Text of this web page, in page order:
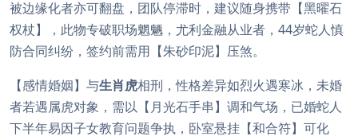
被边缘化者亦可翻盘，团队停滞时，建议随身携带【黑曜石
权杖】，此物专破职场魍魉，尤利金融从业者，44岁蛇人慎
防合同纠纷，签约前需用【朱砂印泥】压煞。
【感情婚姻】与生肖虎相刑，性格差异如烈火遇寒冰，未婚
者若遇属虎对象，需以【月光石手串】调和气场，已婚蛇人
下半年易因子女教育问题争执，卧室悬挂【和合符】可化